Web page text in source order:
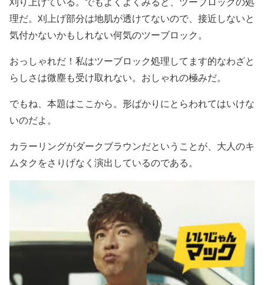
理だ。刈上げ部分は地肌が透けてないので、接近しないと
気付かないかもしれない何気のツーブロック。
おっしゃれだ！私はツーブロック処理してます的なわざと
らしさは微塵も受け取れない。おしゃれの極みだ。
でもね、本題はここから。形ばかりにとらわれてはいけな
いのだよ。
カラーリングがダークブラウンだということが、大人のキ
ムタクをさりげなく演出しているのである。